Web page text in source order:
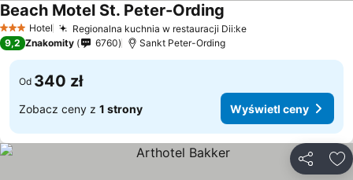
3 Kategoria
Hotel Regionalna kuchnia w restauracji Dii:keWyświetl ceny
Beach Motel St. Peter-Ording
9,2 Znakomity 6760 Sankt Peter-Ording
Od 340 zł
Zobacz ceny z 1 strony Wyświetl ceny